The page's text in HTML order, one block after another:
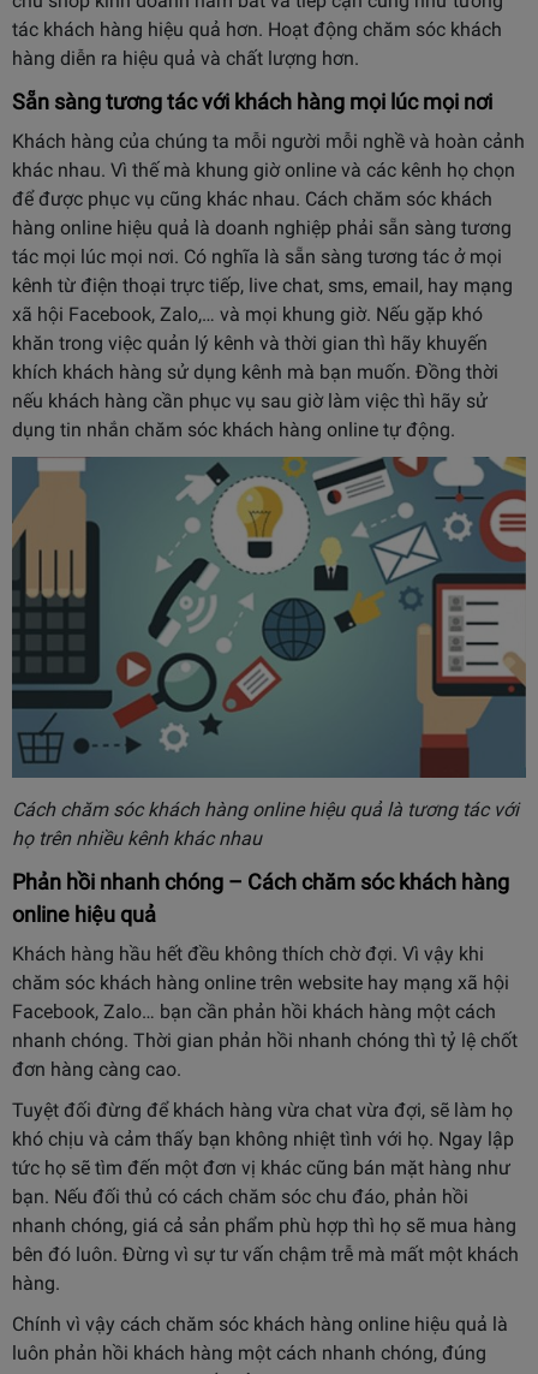
tác khách hàng hiệu quả hơn. Hoạt động chăm sóc khách
hàng diễn ra hiệu quả và chất lượng hơn.
Sẵn sàng tương tác với khách hàng mọi lúc mọi nơi
Khách hàng của chúng ta mỗi người mỗi nghề và hoàn cảnh
khác nhau. Vì thế mà khung giờ online và các kênh họ chọn
để được phục vụ cũng khác nhau. Cách chăm sóc khách
hàng online hiệu quả là doanh nghiệp phải sẵn sàng tương
tác mọi lúc mọi nơi. Có nghĩa là sẵn sàng tương tác ở mọi
kênh từ điện thoại trực tiếp, live chat, sms, email, hay mạng
xã hội Facebook, Zalo,… và mọi khung giờ. Nếu gặp khó
khăn trong việc quản lý kênh và thời gian thì hãy khuyến
khích khách hàng sử dụng kênh mà bạn muốn. Đồng thời
nếu khách hàng cần phục vụ sau giờ làm việc thì hãy sử
dụng tin nhắn chăm sóc khách hàng online tự động.
Cách chăm sóc khách hàng online hiệu quả là tương tác với
họ trên nhiều kênh khác nhau
Phản hồi nhanh chóng – Cách chăm sóc khách hàng
online hiệu quả
Khách hàng hầu hết đều không thích chờ đợi. Vì vậy khi
chăm sóc khách hàng online trên website hay mạng xã hội
Facebook, Zalo… bạn cần phản hồi khách hàng một cách
nhanh chóng. Thời gian phản hồi nhanh chóng thì tỷ lệ chốt
đơn hàng càng cao.
Tuyệt đối đừng để khách hàng vừa chat vừa đợi, sẽ làm họ
khó chịu và cảm thấy bạn không nhiệt tình với họ. Ngay lập
tức họ sẽ tìm đến một đơn vị khác cũng bán mặt hàng như
bạn. Nếu đối thủ có cách chăm sóc chu đáo, phản hồi
nhanh chóng, giá cả sản phẩm phù hợp thì họ sẽ mua hàng
bên đó luôn. Đừng vì sự tư vấn chậm trễ mà mất một khách
hàng.
Chính vì vậy cách chăm sóc khách hàng online hiệu quả là
luôn phản hồi khách hàng một cách nhanh chóng, đúng